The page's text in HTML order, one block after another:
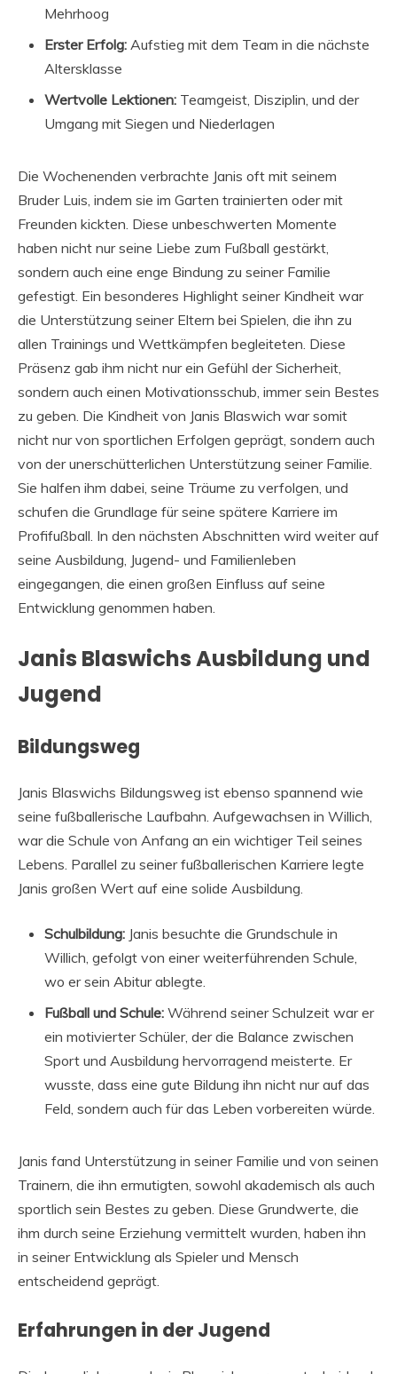
Mehrhoog
Erster Erfolg: Aufstieg mit dem Team in die nächste
Altersklasse
Wertvolle Lektionen: Teamgeist, Disziplin, und der
Umgang mit Siegen und Niederlagen
Die Wochenenden verbrachte Janis oft mit seinem
Bruder Luis, indem sie im Garten trainierten oder mit
Freunden kickten. Diese unbeschwerten Momente
haben nicht nur seine Liebe zum Fußball gestärkt,
sondern auch eine enge Bindung zu seiner Familie
gefestigt. Ein besonderes Highlight seiner Kindheit war
die Unterstützung seiner Eltern bei Spielen, die ihn zu
allen Trainings und Wettkämpfen begleiteten. Diese
Präsenz gab ihm nicht nur ein Gefühl der Sicherheit,
sondern auch einen Motivationsschub, immer sein Bestes
zu geben. Die Kindheit von Janis Blaswich war somit
nicht nur von sportlichen Erfolgen geprägt, sondern auch
von der unerschütterlichen Unterstützung seiner Familie.
Sie halfen ihm dabei, seine Träume zu verfolgen, und
schufen die Grundlage für seine spätere Karriere im
Profifußball. In den nächsten Abschnitten wird weiter auf
seine Ausbildung, Jugend- und Familienleben
eingegangen, die einen großen Einfluss auf seine
Entwicklung genommen haben.
Janis Blaswichs Ausbildung und
Jugend
Bildungsweg
Janis Blaswichs Bildungsweg ist ebenso spannend wie
seine fußballerische Laufbahn. Aufgewachsen in Willich,
war die Schule von Anfang an ein wichtiger Teil seines
Lebens. Parallel zu seiner fußballerischen Karriere legte
Janis großen Wert auf eine solide Ausbildung.
Schulbildung: Janis besuchte die Grundschule in
Willich, gefolgt von einer weiterführenden Schule,
wo er sein Abitur ablegte.
Fußball und Schule: Während seiner Schulzeit war er
ein motivierter Schüler, der die Balance zwischen
Sport und Ausbildung hervorragend meisterte. Er
wusste, dass eine gute Bildung ihn nicht nur auf das
Feld, sondern auch für das Leben vorbereiten würde.
Janis fand Unterstützung in seiner Familie und von seinen
Trainern, die ihn ermutigten, sowohl akademisch als auch
sportlich sein Bestes zu geben. Diese Grundwerte, die
ihm durch seine Erziehung vermittelt wurden, haben ihn
in seiner Entwicklung als Spieler und Mensch
entscheidend geprägt.
Erfahrungen in der Jugend